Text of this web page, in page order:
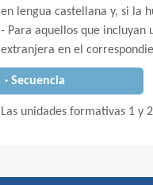
en lengua castellana y, si la
- Para aquellos que incluyan
extranjera en el
· Secuencia
Las unidades formativas 1 y